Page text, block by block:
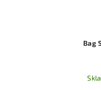
Bag